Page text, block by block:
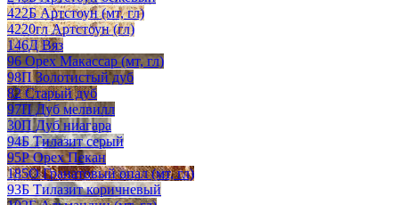
422Б Артстоун (мт, гл)
4220гл Артстоун (гл)
146Д Вяз
96 Орех Макассар (мт, гл)
98П Золотистый дуб
82 Старый дуб
97П Дуб мелвилл
30П Дуб ниагара
94Б Тилазит серый
95Р Орех Пекан
185О Гранатовый опал (мт, гл)
93Б Тилазит коричневый